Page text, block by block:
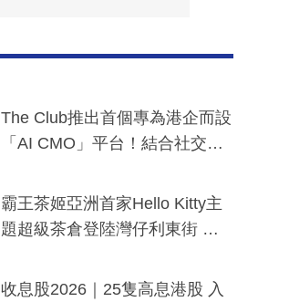
The Club推出首個專為港企而設
「AI CMO」平台！結合社交聆
分鐘生成「貼地」宣傳短片
霸王茶姬亞洲首家Hello Kitty主
題超級茶倉登陸灣仔利東街 推
y及香港限定特調系列
收息股2026｜25隻高息港股 入